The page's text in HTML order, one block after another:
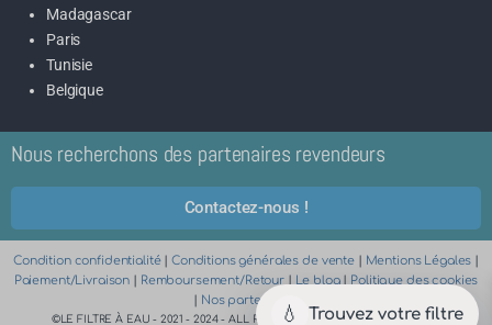
Madagascar
Paris
Tunisie
Belgique
Nous recherchons des partenaires revendeurs
Contactez-nous !
Condition confidentialité|Conditions générales de vente| Mentions Légales
Paiement/Livraison
Remboursement/Retour Le blog|
Politique des cookies
Nos partenaires
©LE FILTRE À EAU - 2021 - 2024 - ALL RIGHTS RESERVED | SITE CRÉÉ PAR
💧 Trouvez votre filtre